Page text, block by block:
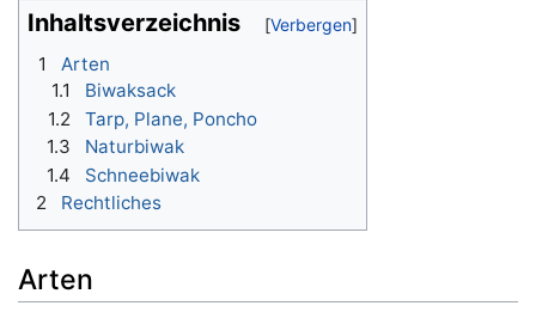
Inhaltsverzeichnis
1
Arten
1.1
Biwaksack
1.2
Tarp, Plane, Poncho
1.3
Naturbiwak
1.4
Schneebiwak
2
Rechtliches
Arten